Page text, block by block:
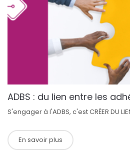
ADBS : du lien entre les
S'engager à l'ADBS, c'est CRÉER DU
En savoir plus